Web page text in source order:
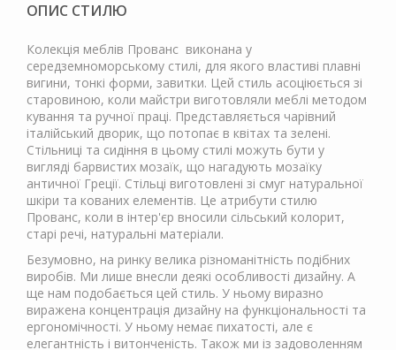
ОПИС СТИЛЮ
Колекція меблів Прованс виконана у
середземноморському стилі, для якого властиві плавні
вигини, тонкі форми, завитки. Цей стиль асоціюється зі
старовиною, коли майстри виготовляли меблі методом
кування та ручної праці. Представляється чарівний
італійський дворик, що потопає в квітах та зелені.
Стільниці та сидіння в цьому стилі можуть бути у
вигляді барвистих мозаїк, що нагадують мозаїку
античної Греції. Стільці виготовлені зі смуг натуральної
шкіри та кованих елементів. Це атрибути стилю
Прованс, коли в інтер'єр вносили сільський колорит,
старі речі, натуральні матеріали.
Безумовно, на ринку велика різноманітність подібних
виробів. Ми лише внесли деякі особливості дизайну. А
ще нам подобається цей стиль. У ньому виразно
виражена концентрація дизайну на функціональності та
ергономічності. У ньому немає пихатості, але є
елегантність і витонченість. Також ми із задоволенням